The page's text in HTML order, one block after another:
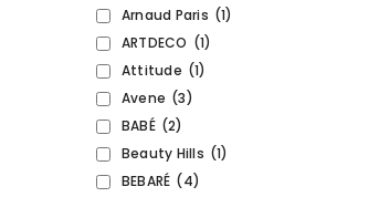
(1)
Arnaud Paris
(1)
ARTDECO
(1)
Attitude
(3)
Avene
(2)
BABÉ
(1)
Beauty Hills
(4)
BEBARÉ